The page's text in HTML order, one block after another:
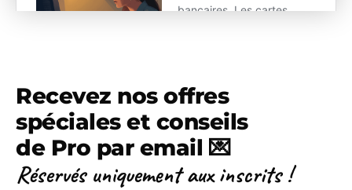
Recevez nos offres
spéciales et conseils
de Pro par email 💌
Réservés uniquement aux inscrits !